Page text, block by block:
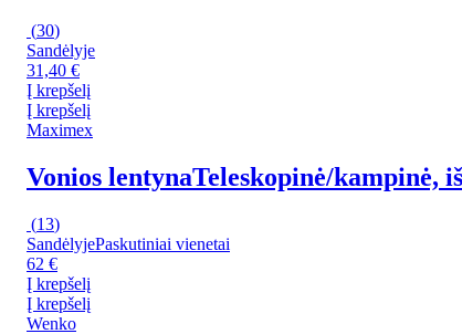
(30)
Sandėlyje
31,40 €
Į krepšelį
Į krepšelį
Maximex
Vonios lentynaTeleskopinė/kampinė,
(13)
SandėlyjePaskutiniai vienetai
62 €
Į krepšelį
Į krepšelį
Wenko